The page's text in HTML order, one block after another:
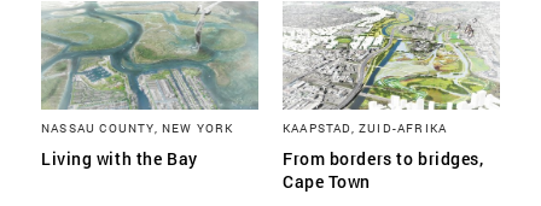
NASSAU COUNTY, NEW YORK
Living with the Bay
KAAPSTAD, ZUID-AFRIKA
From borders to bridges,
Cape Town